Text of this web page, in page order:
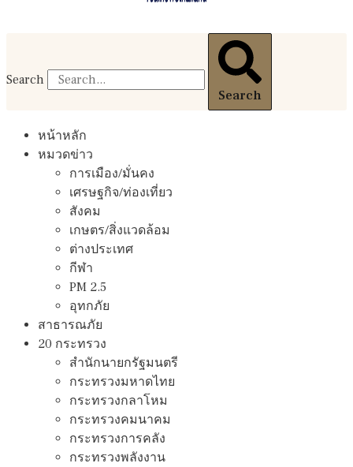
Search
Search
หน้าหลัก
หมวดข่าว
การเมือง/มั่นคง
เศรษฐกิจ/ท่องเที่ยว
สังคม
เกษตร/สิ่งแวดล้อม
ต่างประเทศ
กีฬา
PM 2.5
อุทกภัย
สาธารณภัย
20 กระทรวง
สํานักนายกรัฐมนตรี
กระทรวงมหาดไทย
กระทรวงกลาโหม
กระทรวงคมนาคม
กระทรวงการคลัง
กระทรวงพลังงาน